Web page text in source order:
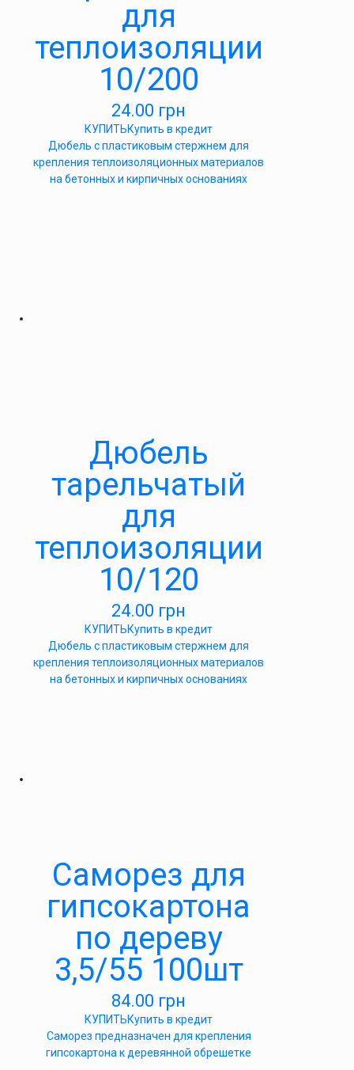
для
теплоизоляции
10/200
24.00 грн
КУПИТЬКупить в кредит
Дюбель с пластиковым стержнем для
крепления теплоизоляционных материалов
на бетонных и кирпичных основаниях
Дюбель
тарельчатый
для
теплоизоляции
10/120
24.00 грн
КУПИТЬКупить в кредит
Дюбель с пластиковым стержнем для
крепления теплоизоляционных материалов
на бетонных и кирпичных основаниях
Саморез для
гипсокартона
по дереву
3,5/55 100шт
84.00 грн
КУПИТЬКупить в кредит
Саморез предназначен для крепления
гипсокартона к деревянной обрешетке